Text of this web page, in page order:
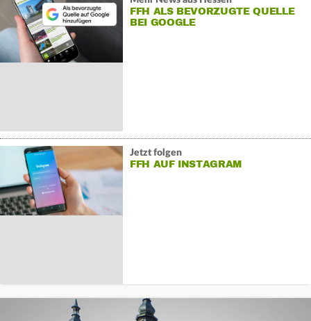
FFH ALS BEVORZUGTE QUELLE
BEI GOOGLE
Jetzt folgen
FFH AUF INSTAGRAM